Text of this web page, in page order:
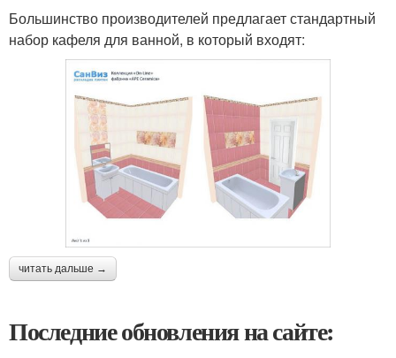
Большинство производителей предлагает стандартный
набор кафеля для ванной, в который входят:
читать дальше →
Последние обновления на сайте: